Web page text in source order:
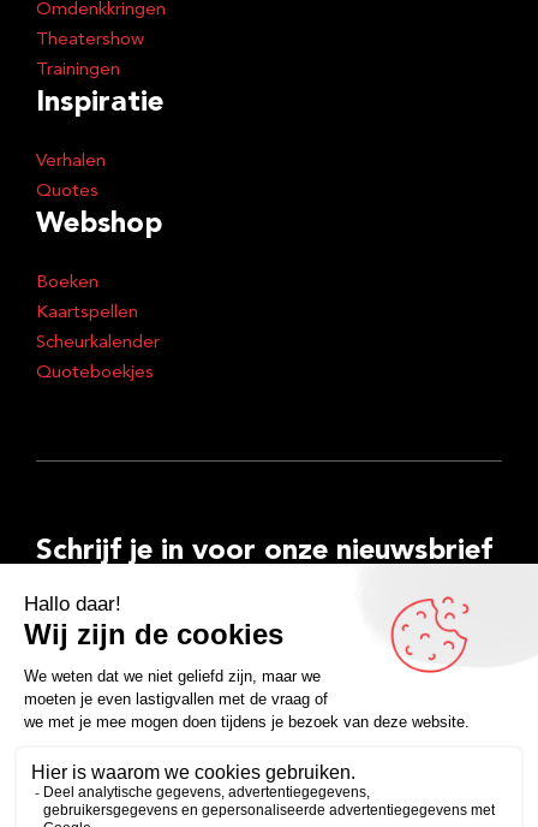
Omdenkkringen
Theatershow
Trainingen
Inspiratie
Verhalen
Quotes
Webshop
Boeken
Kaartspellen
Scheurkalender
Quoteboekjes
Schrijf je in voor onze nieuwsbrief
E-
mailadres
Inschrijven
FacebookInstagramLinkedInYouTubeSpotify